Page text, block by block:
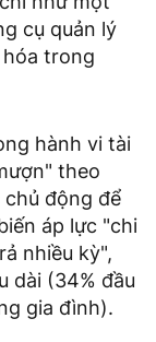
cụ quản lý
trong
hành vi tài
theo
chủ động để
áp lực "chi
nhiều kỳ",
dài (34% đầu
gia đình).